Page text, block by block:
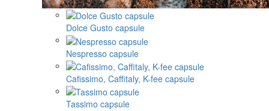
Dolce Gusto capsule
Nespresso capsule
Cafissimo, Caffitaly, K-fee capsule
Tassimo capsule